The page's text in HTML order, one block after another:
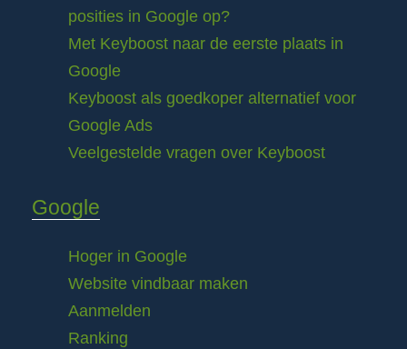
posities in Google op?
Met Keyboost naar de eerste plaats in
Google
Keyboost als goedkoper alternatief voor
Google Ads
Veelgestelde vragen over Keyboost
Google
Hoger in Google
Website vindbaar maken
Aanmelden
Ranking